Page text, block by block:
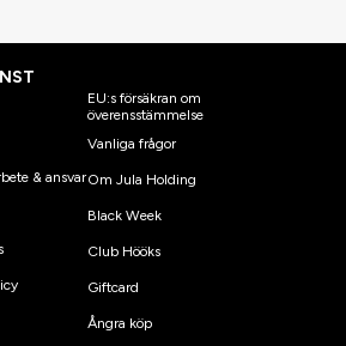
& ansvar
EU:s försäkran om
överensstämmelse
Vanliga frågor
Om Jula Holding
Black Week
Club Hööks
Giftcard
Ångra köp